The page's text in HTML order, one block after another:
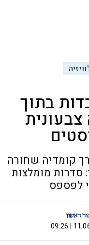
בתוך
קומדיה שחורה
סדרות מומלצות
לפספס